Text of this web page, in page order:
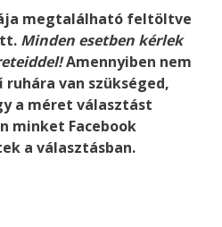
megtalálható feltöltve
Minden esetben kérlek
Amennyiben nem
van szükséged,
a méret választást
minket Facebook
a választásban.